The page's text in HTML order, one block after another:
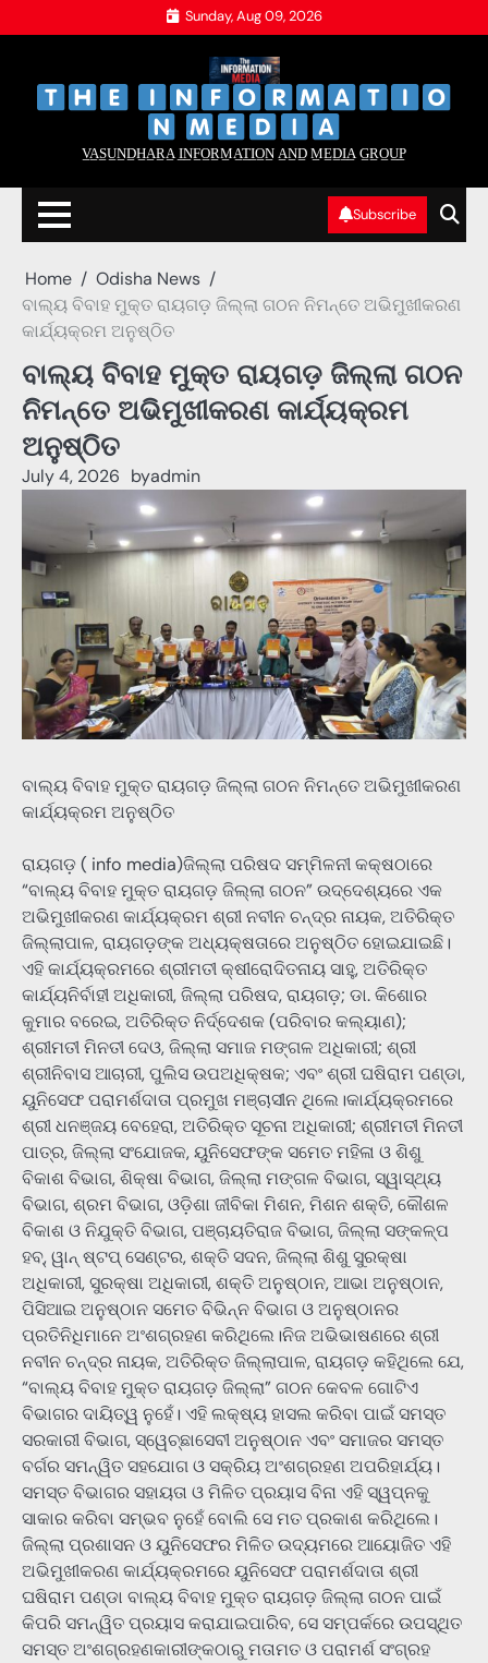
to
Sunday, Aug 09, 2026
V̲A̲S̲U̲N̲D̲H̲A̲R̲A̲ I̲N̲F̲O̲R̲M̲A̲T̲I̲O̲N̲ A̲N̲D̲ M̲E̲D̲I̲A̲ G̲R̲O̲U̲P̲
Subscribe
Home
Odisha News
ବାଲ୍ୟ ବିବାହ ମୁକ୍ତ ରାୟଗଡ଼ ଜିଲ୍ଲା ଗଠନ ନିମନ୍ତେ ଅଭିମୁଖୀକରଣ
କାର୍ଯ୍ୟକ୍ରମ ଅନୁଷ୍ଠିତ
ବାଲ୍ୟ ବିବାହ ମୁକ୍ତ ରାୟଗଡ଼ ଜିଲ୍ଲା ଗଠନ
ନିମନ୍ତେ ଅଭିମୁଖୀକରଣ କାର୍ଯ୍ୟକ୍ରମ
ଅନୁଷ୍ଠିତ
July 4, 2026 byadmin
ବାଲ୍ୟ ବିବାହ ମୁକ୍ତ ରାୟଗଡ଼ ଜିଲ୍ଲା ଗଠନ ନିମନ୍ତେ ଅଭିମୁଖୀକରଣ
କାର୍ଯ୍ୟକ୍ରମ ଅନୁଷ୍ଠିତ
ରାୟଗଡ଼ ( info media)ଜିଲ୍ଲା ପରିଷଦ ସମ୍ମିଳନୀ କକ୍ଷଠାରେ
“ବାଲ୍ୟ ବିବାହ ମୁକ୍ତ ରାୟଗଡ଼ ଜିଲ୍ଲା ଗଠନ” ଉଦ୍ଦେଶ୍ୟରେ ଏକ
ଅଭିମୁଖୀକରଣ କାର୍ଯ୍ୟକ୍ରମ ଶ୍ରୀ ନବୀନ ଚନ୍ଦ୍ର ନାୟକ, ଅତିରିକ୍ତ
ଜିଲ୍ଲାପାଳ, ରାୟଗଡ଼ଙ୍କ ଅଧ୍ୟକ୍ଷତାରେ ଅନୁଷ୍ଠିତ ହୋଇଯାଇଛି।
ଏହି କାର୍ଯ୍ୟକ୍ରମରେ ଶ୍ରୀମତୀ କ୍ଷୀରୋଦିତନାୟ ସାହୁ, ଅତିରିକ୍ତ
କାର୍ଯ୍ୟନିର୍ବାହୀ ଅଧିକାରୀ, ଜିଲ୍ଲା ପରିଷଦ, ରାୟଗଡ଼; ଡା. କିଶୋର
କୁମାର ବରେଇ, ଅତିରିକ୍ତ ନିର୍ଦ୍ଦେଶକ (ପରିବାର କଲ୍ୟାଣ);
ଶ୍ରୀମତୀ ମିନତୀ ଦେଓ, ଜିଲ୍ଲା ସମାଜ ମଙ୍ଗଳ ଅଧିକାରୀ; ଶ୍ରୀ
ଶ୍ରୀନିବାସ ଆଚାରୀ, ପୁଲିସ ଉପଅଧିକ୍ଷକ; ଏବଂ ଶ୍ରୀ ଘଷିରାମ ପଣ୍ଡା,
ୟୁନିସେଫ ପରାମର୍ଶଦାତା ପ୍ରମୁଖ ମଞ୍ଚାସୀନ ଥିଲେ।କାର୍ଯ୍ୟକ୍ରମରେ
ଶ୍ରୀ ଧନଞ୍ଜୟ ବେହେରା, ଅତିରିକ୍ତ ସୂଚନା ଅଧିକାରୀ; ଶ୍ରୀମତୀ ମିନତୀ
ପାତ୍ର, ଜିଲ୍ଲା ସଂଯୋଜକ, ୟୁନିସେଫଙ୍କ ସମେତ ମହିଳା ଓ ଶିଶୁ
ବିକାଶ ବିଭାଗ, ଶିକ୍ଷା ବିଭାଗ, ଜିଲ୍ଲା ମଙ୍ଗଳ ବିଭାଗ, ସ୍ୱାସ୍ଥ୍ୟ
ବିଭାଗ, ଶ୍ରମ ବିଭାଗ, ଓଡ଼ିଶା ଜୀବିକା ମିଶନ, ମିଶନ ଶକ୍ତି, କୌଶଳ
ବିକାଶ ଓ ନିଯୁକ୍ତି ବିଭାଗ, ପଞ୍ଚାୟତିରାଜ ବିଭାଗ, ଜିଲ୍ଲା ସଙ୍କଳ୍ପ
ହବ୍, ୱାନ୍ ଷ୍ଟପ୍ ସେଣ୍ଟର, ଶକ୍ତି ସଦନ, ଜିଲ୍ଲା ଶିଶୁ ସୁରକ୍ଷା
ଅଧିକାରୀ, ସୁରକ୍ଷା ଅଧିକାରୀ, ଶକ୍ତି ଅନୁଷ୍ଠାନ, ଆଭା ଅନୁଷ୍ଠାନ,
ପିସିଆଇ ଅନୁଷ୍ଠାନ ସମେତ ବିଭିନ୍ନ ବିଭାଗ ଓ ଅନୁଷ୍ଠାନର
ପ୍ରତିନିଧିମାନେ ଅଂଶଗ୍ରହଣ କରିଥିଲେ।ନିଜ ଅଭିଭାଷଣରେ ଶ୍ରୀ
ନବୀନ ଚନ୍ଦ୍ର ନାୟକ, ଅତିରିକ୍ତ ଜିଲ୍ଲାପାଳ, ରାୟଗଡ଼ କହିଥିଲେ ଯେ,
“ବାଲ୍ୟ ବିବାହ ମୁକ୍ତ ରାୟଗଡ଼ ଜିଲ୍ଲା” ଗଠନ କେବଳ ଗୋଟିଏ
ବିଭାଗର ଦାୟିତ୍ୱ ନୁହେଁ। ଏହି ଲକ୍ଷ୍ୟ ହାସଲ କରିବା ପାଇଁ ସମସ୍ତ
ସରକାରୀ ବିଭାଗ, ସ୍ୱେଚ୍ଛାସେବୀ ଅନୁଷ୍ଠାନ ଏବଂ ସମାଜର ସମସ୍ତ
ବର୍ଗର ସମନ୍ୱିତ ସହଯୋଗ ଓ ସକ୍ରିୟ ଅଂଶଗ୍ରହଣ ଅପରିହାର୍ଯ୍ୟ।
ସମସ୍ତ ବିଭାଗର ସହାୟତା ଓ ମିଳିତ ପ୍ରୟାସ ବିନା ଏହି ସ୍ୱପ୍ନକୁ
ସାକାର କରିବା ସମ୍ଭବ ନୁହେଁ ବୋଲି ସେ ମତ ପ୍ରକାଶ କରିଥିଲେ।
ଜିଲ୍ଲା ପ୍ରଶାସନ ଓ ୟୁନିସେଫର ମିଳିତ ଉଦ୍ୟମରେ ଆୟୋଜିତ ଏହି
ଅଭିମୁଖୀକରଣ କାର୍ଯ୍ୟକ୍ରମରେ ୟୁନିସେଫ ପରାମର୍ଶଦାତା ଶ୍ରୀ
ଘଷିରାମ ପଣ୍ଡା ବାଲ୍ୟ ବିବାହ ମୁକ୍ତ ରାୟଗଡ଼ ଜିଲ୍ଲା ଗଠନ ପାଇଁ
କିପରି ସମନ୍ୱିତ ପ୍ରୟାସ କରାଯାଇପାରିବ, ସେ ସମ୍ପର୍କରେ ଉପସ୍ଥିତ
ସମସ୍ତ ଅଂଶଗ୍ରହଣକାରୀଙ୍କଠାରୁ ମତାମତ ଓ ପରାମର୍ଶ ସଂଗ୍ରହ